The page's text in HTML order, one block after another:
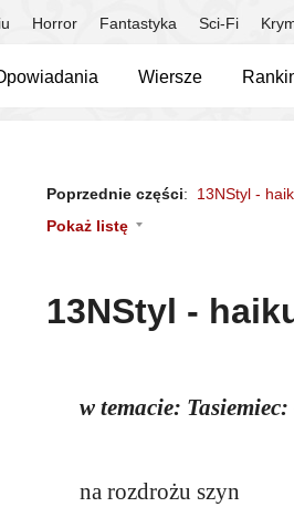
Horror Fantastyka Sci-Fi
Wiersze
Poprzednie części: 13NStyl -
Pokaż listę
13NStyl -
w temacie:
na rozdrożu szyn